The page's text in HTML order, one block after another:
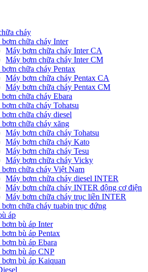
cháy
chữa cháy Inter
Máy bơm chữa cháy Inter CA
Máy bơm chữa cháy Inter CM
chữa cháy Pentax
Máy bơm chữa cháy Pentax CA
Máy bơm chữa cháy Pentax CM
chữa cháy Ebara
chữa cháy Tohatsu
chữa cháy diesel
chữa cháy xăng
Máy bơm chữa cháy Tohatsu
Máy bơm chữa cháy Kato
Máy bơm chữa cháy Tesu
Máy bơm chữa cháy Vicky
chữa cháy Việt Nam
Máy bơm chữa cháy diesel INTER
Máy bơm chữa cháy INTER động cơ điện
Máy bơm chữa cháy trục liền INTER
chữa cháy tuabin trục đứng
áp
bù áp Inter
bù áp Pentax
bù áp Ebara
bù áp CNP
bù áp Kaiquan